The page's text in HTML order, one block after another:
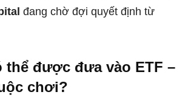
đang chờ đợi quyết định từ
thể được đưa vào ETF –
chơi?